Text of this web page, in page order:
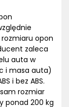
opon
zaleca
auta w
i masa auta)
i bez ABS.
rozmiar
ponad 200 kg